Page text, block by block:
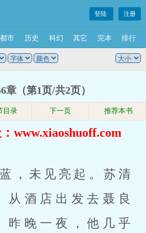
登陆 注册
都市 历史 科幻 其它 完本 排行
章（第1页/共2页）
目录 下一页 推荐本书
www.xiaoshuoff.com
，未见亮起。苏清
从酒店出发去聂良
昨晚一夜，他几乎